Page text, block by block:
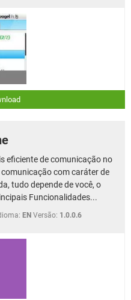
eficiente de comunicação no
com caráter de
tudo depende de você, o
Funcionalidades...
EN Versão: 1.0.0.6